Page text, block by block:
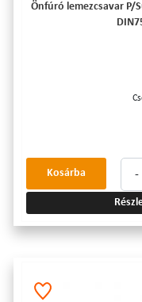
Önfúró lemezcsavar P/
-
Kosárba